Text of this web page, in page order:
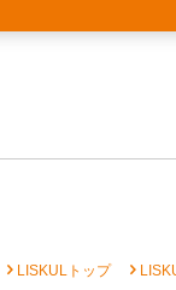
chevron_rightLISKULトップ chevron_right